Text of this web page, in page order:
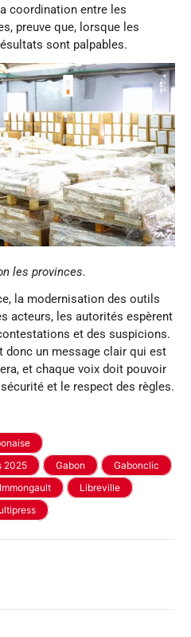
coordination entre les
preuve que, lorsque les
sont palpables.
les provinces.
la modernisation des outils
acteurs, les autorités espèrent
et des suspicions.
donc un message clair qui est
et chaque voix doit pouvoir
et le respect des règles.
2025
Gabon
Gabonclic
Libreville